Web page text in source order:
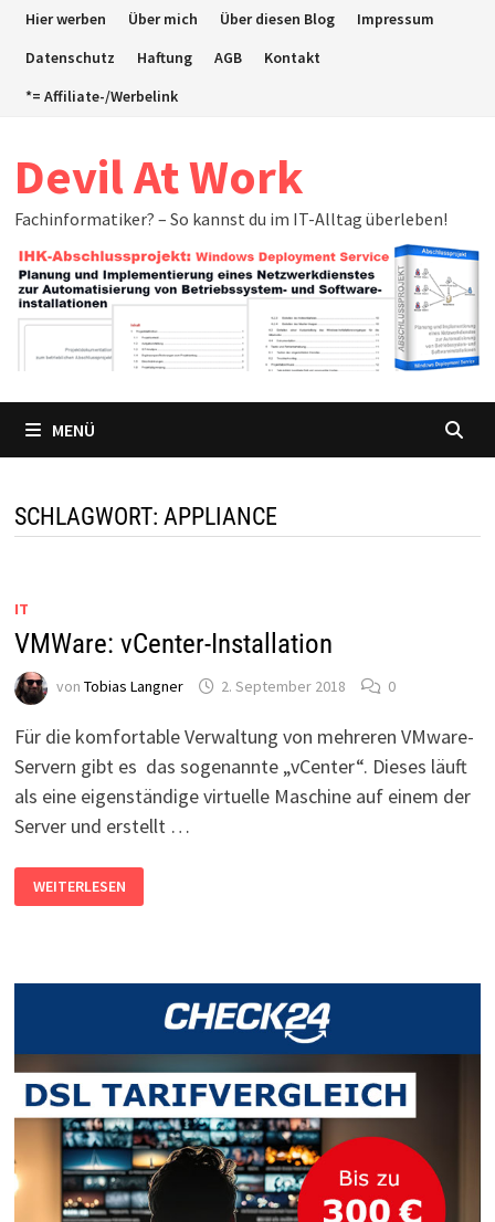
ZumHier werben Über mich Über diesen Blog
Impressum
Datenschutz
Haftung AGB
Kontakt
*= Affiliate-/Werbelink
Devil At Work
Fachinformatiker? – So kannst du im IT-Alltag überleben!
MENÜ
SCHLAGWORT: APPLIANCE
IT
VMWare: vCenter-Installation
von Tobias Langner 2. September 2018 0
Für die komfortable Verwaltung von mehreren VMware-
Servern gibt es das sogenannte „vCenter“. Dieses läuft
als eine eigenständige virtuelle Maschine auf einem der
Server und erstellt …
VMWARE:
VCENTER-
INSTALLATION
WEITERLESEN